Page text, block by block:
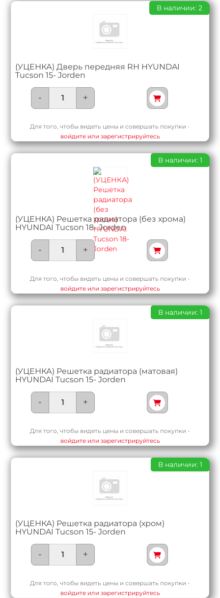
(УЦЕНКА) Дверь передняя RH HYUNDAI
Tucson 15- Jorden
В наличии: 2
- +
Для того, чтобы видеть цены и совершать покупки -
войдите или зарегистрируйтесь
(УЦЕНКА) Решетка радиатора (без хрома)
HYUNDAI Tucson 18- Jorden
В наличии: 1
- +
Для того, чтобы видеть цены и совершать покупки -
войдите или зарегистрируйтесь
(УЦЕНКА) Решетка радиатора (матовая)
HYUNDAI Tucson 15- Jorden
В наличии: 1
- +
Для того, чтобы видеть цены и совершать покупки -
войдите или зарегистрируйтесь
(УЦЕНКА) Решетка радиатора (хром)
HYUNDAI Tucson 15- Jorden
В наличии: 1
- +
Для того, чтобы видеть цены и совершать покупки -
войдите или зарегистрируйтесь